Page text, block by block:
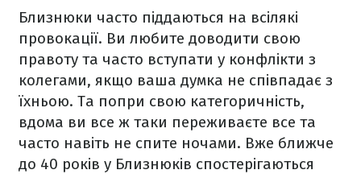
Близнюки часто піддаються на всілякі
провокації. Ви любите доводити свою
правоту та часто вступати у конфлікти з
колегами, якщо ваша думка не співпадає з
їхньою. Та попри свою категоричність,
вдома ви все ж таки переживаєте все та
часто навіть не спите ночами. Вже ближче
до 40 років у Близнюків спостерігаються